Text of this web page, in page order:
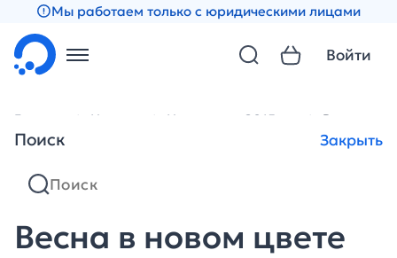
Мы работаем только с юридическими лицами
Поиск Закрыть
Войти
Главная Новости Новости за 2015 год Весна в
Весна в новом цвете